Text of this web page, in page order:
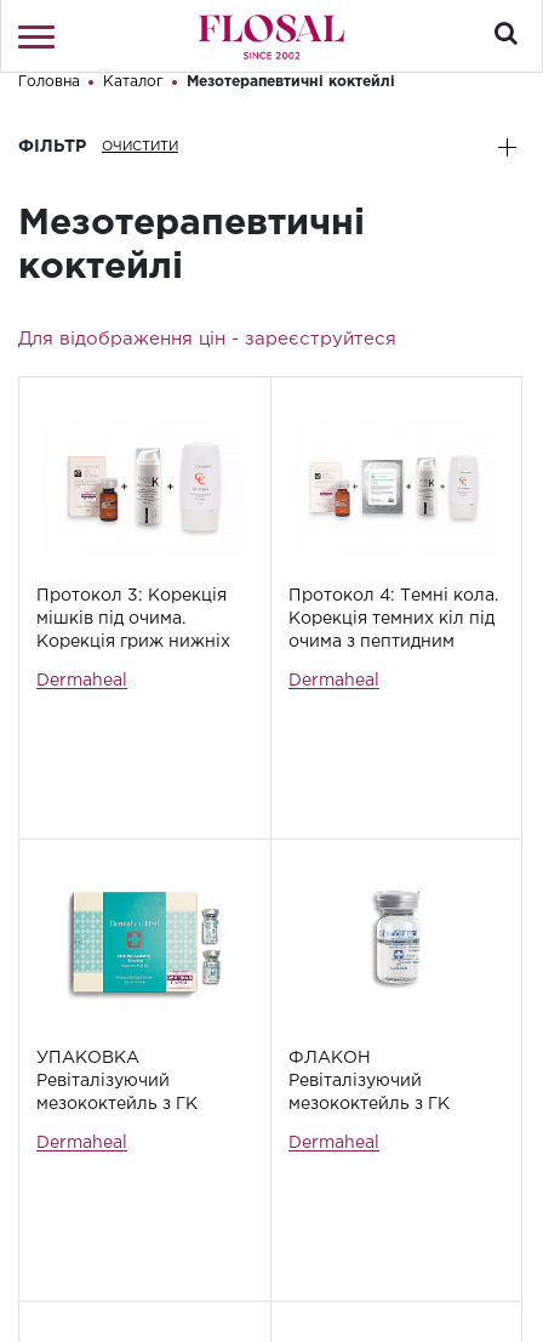
ПРО МАГАЗИН
ДОСТАВКА І ОПЛАТА
Головна Каталог Мезотерапевтичні коктейлі
ФІЛЬТР
Мезотерапевтичні
коктейлі
Для відображення цін - зареєструйтеся
Протокол 3: Корекція
мішків під очима.
Корекція гриж нижніх
слідів процедури
Dermaheal
Протокол 4: Темні кола.
Корекція темних кіл під
очима з пептидним
Dermaheal
УПАКОВКА
Ревіталізуючий
мезококтейль з ГК
флаконів
Dermaheal
ФЛАКОН
Ревіталізуючий
мезококтейль з ГК
Dermaheal